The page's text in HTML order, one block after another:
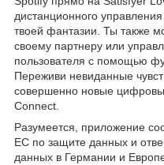
дистанционного
твоей фантазии. Ты также
своему партнеру или
пользователя с помощью
Переживи невиданные
совершенно новые
Connect.
Разумеется, приложение
ЕС по защите данных и
данных в Германии и